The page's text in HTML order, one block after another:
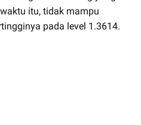
itu, tidak mampu
pada level 1.3614.